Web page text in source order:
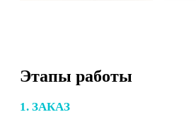
Этапы работы
1. ЗАКАЗ